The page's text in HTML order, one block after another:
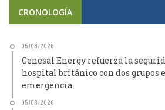
CRONOLOGÍA
05/08/2026
Genesal Energy refuerza la
hospital británico con dos grupos
emergencia
05/08/2026